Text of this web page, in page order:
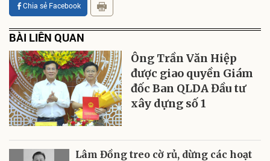
Chia sẻ Facebook
BÀI LIÊN QUAN
Ông Trần Văn Hiệp
được giao quyền Giám
đốc Ban QLDA Đầu tư
xây dựng số 1
Lâm Đồng treo cờ rủ, dừng các hoạt